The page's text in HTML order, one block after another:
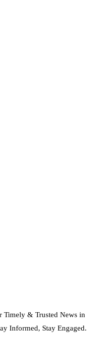
Timely & Trusted News in
Informed, Stay Engaged.